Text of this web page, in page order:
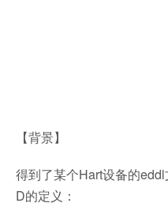
【背景】
得到了某个Hart设备的
D的定义：